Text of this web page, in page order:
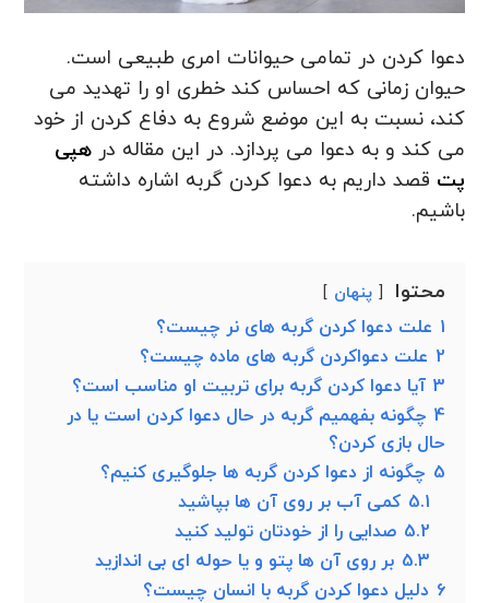
دعوا کردن در تمامی حیوانات امری طبیعی است.
حیوان زمانی که احساس کند خطری او را تهدید می
کند، نسبت به این موضع شروع به دفاع کردن از خود
می کند و به دعوا می پردازد. در این مقاله درهپی
پت قصد داریم به دعوا کردن گربه اشاره داشته
باشیم.
محتوا پنهان
1 علت دعوا کردن گربه های نر چیست؟
2 علت دعواکردن گربه های ماده چیست؟
3 آیا دعوا کردن گربه برای تربیت او مناسب است؟
4 چگونه بفهمیم گربه در حال دعوا کردن است یا در
حال بازی کردن؟
5 چگونه از دعوا کردن گربه ها جلوگیری کنیم؟
5.1 کمی آب بر روی آن ها بپاشید
5.2 صدایی را از خودتان تولید کنید
5.3 بر روی آن ها پتو و یا حوله ای بی اندازید
6 دلیل دعوا کردن گربه با انسان چیست؟